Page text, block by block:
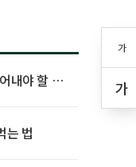
가
가
내야 할 사
는 법